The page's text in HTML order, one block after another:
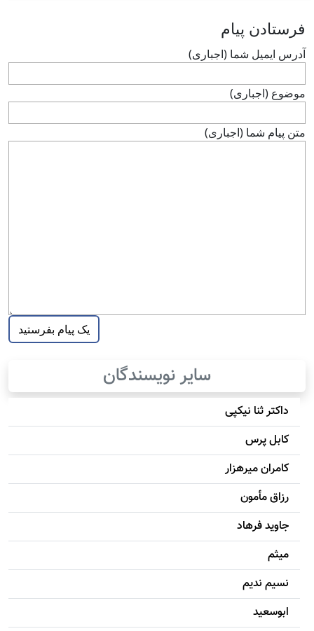
فرستادن پيام
آدرس ايميل شما (اجباری)
موضوع (اجباری)
متن پيام شما (اجباری)
سایر نویسندگان
داکتر ثنا نیکپی
کابل پرس
کامران میرهزار
رزاق مأمون
جاويد فرهاد
میثم
نسیم ندیم
ابوسعيد